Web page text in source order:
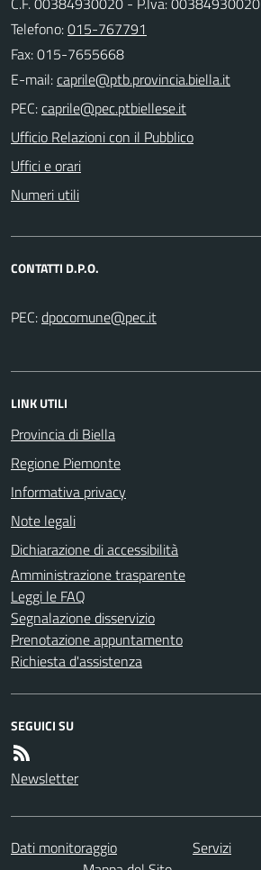
Telefono:015-767791
Fax: 015-7655668
E-mail:
PEC:
Ufficio Relazioni con il Pubblico
Uffici e orari
Numeri utili
CONTATTI D.P.O.
PEC:
LINK UTILI
Provincia di Biella
Regione Piemonte
Informativa privacy
Note legali
Dichiarazione di accessibilità
Amministrazione trasparente
Leggi le FAQ
Segnalazione disservizio
Prenotazione appuntamento
Richiesta d'assistenza
SEGUICI SU
Newsletter
Dati monitoraggio Servizi